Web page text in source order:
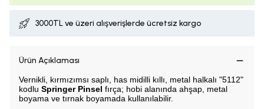
3000TL ve üzeri alışverişlerde ücretsiz kargo
Ürün Açıklaması
Vernikli, kırmızımsı saplı, has midilli kıllı, metal halkalı "5112"
kodlu Springer Pinsel fırça; hobi alanında ahşap, metal
boyama ve tırnak boyamada kullanılabilir.